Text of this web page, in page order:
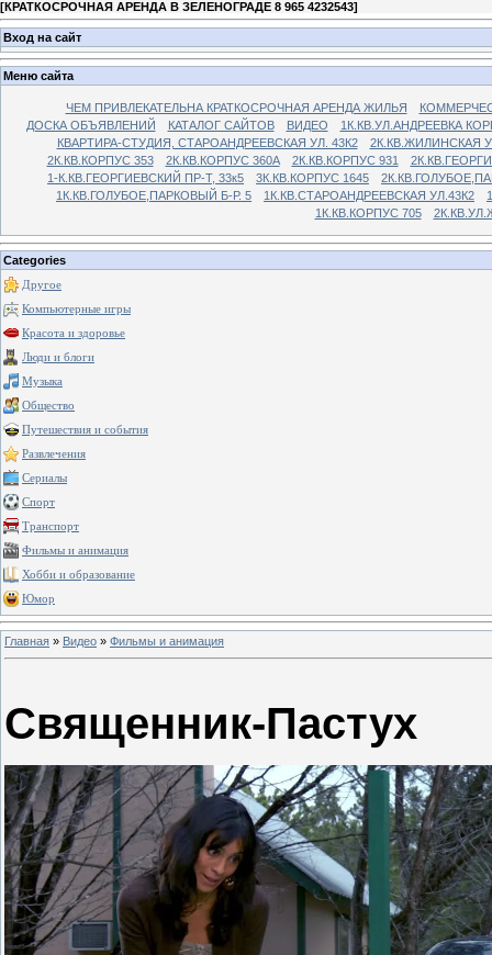
[КРАТКОСРОЧНАЯ АРЕНДА В ЗЕЛЕНОГРАДЕ 8 965 4232543]
Вход на сайт
Меню сайта
ЧЕМ ПРИВЛЕКАТЕЛЬНА КРАТКОСРОЧНАЯ АРЕНДА ЖИЛЬЯ
ДОСКА ОБЪЯВЛЕНИЙ
КАТАЛОГ САЙТОВ ВИДЕО
1К.КВ.УЛ.АНДРЕЕВКА
КВАРТИРА-СТУДИЯ, СТАРОАНДРЕЕВСКАЯ УЛ. 43К2
2К.КВ.ЖИЛИНСКАЯ
2К.КВ.КОРПУС 353
2К.КВ.КОРПУС 360А 2К.КВ.КОРПУС 931
1-К.КВ.ГЕОРГИЕВСКИЙ ПР-Т, 33к5
3К.КВ.КОРПУС 1645
1К.КВ.ГОЛУБОЕ,ПАРКОВЫЙ Б-Р. 5
1К.КВ.СТАРОАНДРЕЕВСКАЯ УЛ.43К2
1К.КВ.КОРПУС 705
Categories
Другое
Компьютерные игры
Красота и здоровье
Люди и блоги
Музыка
Общество
Путешествия и события
Развлечения
Сериалы
Спорт
Транспорт
Фильмы и анимация
Хобби и образование
Юмор
Главная » Видео » Фильмы и анимация
Священник-Пастух